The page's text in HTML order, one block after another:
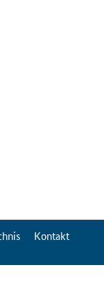
Kontakt